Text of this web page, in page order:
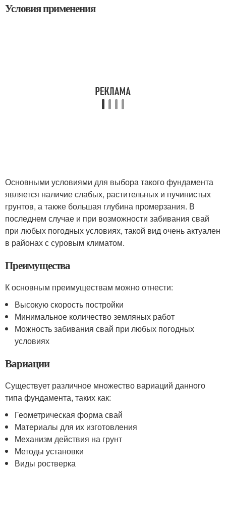
Условия применения
Основными условиями для выбора такого фундамента
является наличие слабых, растительных и пучинистых
грунтов, а также большая глубина промерзания. В
последнем случае и при возможности забивания свай
при любых погодных условиях, такой вид очень актуален
в районах с суровым климатом.
Преимущества
К основным преимуществам можно отнести:
Высокую скорость постройки
Минимальное количество земляных работ
Можность забивания свай при любых погодных
условиях
Вариации
Существует различное множество вариаций данного
типа фундамента, таких как:
Геометрическая форма свай
Материалы для их изготовления
Механизм действия на грунт
Методы установки
Виды ростверка